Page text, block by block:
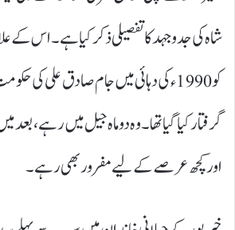
شاہ کی جدوجہد کا تفصیلی ذکر کیا ہے۔ اس کے
کو 1990 ء کی دہائی میں جام صادق علی
گرفتار کیا گیا تھا۔ وہ دو ماہ جیل میں رہے، بعد
اور کچھ عرصے کے لیے مفرور بھی رہے۔